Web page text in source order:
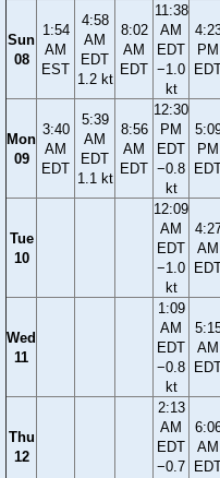
Sun
08
1:54
AM
EST
4:58
AM
EDT
1.2 kt
8:02
AM
EDT
11:38
AM
EDT
−1.0
kt
PM
Mon
09
3:40
AM
EDT
5:39
AM
EDT
1.1 kt
8:56
AM
EDT
12:30
PM
EDT
−0.8
kt
PM
Tue
10
12:09
AM
EDT
−1.0
kt
AM
Wed
11
1:09
AM
EDT
−0.8
kt
AM
Thu
12
2:13
AM
EDT
−0.7
AM